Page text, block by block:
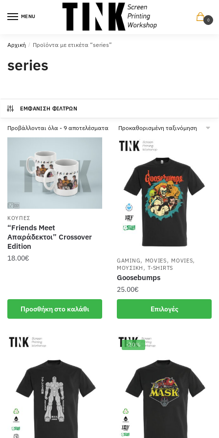
στην
στο
MENU
0
Αρχική / Προϊόντα με ετικέτα “series”
series
ΕΜΦΆΝΙΣΗ ΦΊΛΤΡΩΝ
Προβάλλονται όλα - 9 αποτελέσματα
ΚΟΎΠΕΣ
“Friends Meet
Απαράδεκτοι” Crossover
Edition
18.00€
Προσθήκη στο καλάθι
GAMING, MOVIES, MOVIES,
ΜΟΥΣΙΚΉ ,T-SHIRTS
Goosebumps
25.00€
Επιλογές
το
έχει
πολλαπλές
παραλλαγές.
επιλογές
μπορούν
να
επιλεγούν
στη
-20%